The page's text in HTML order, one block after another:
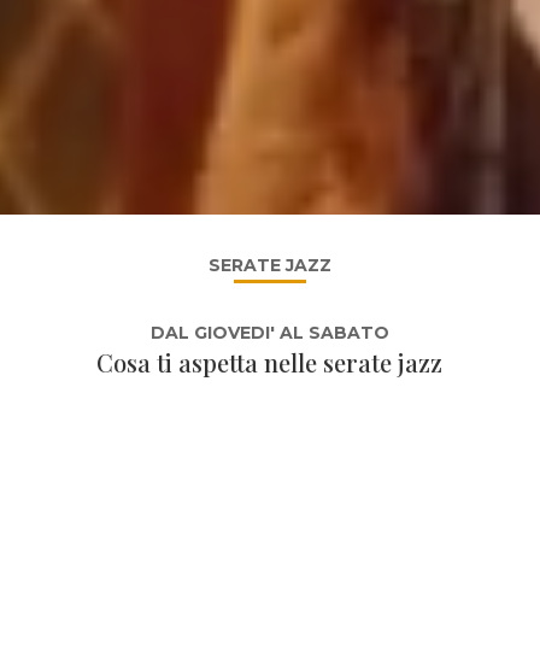
SERATE JAZZ
DAL GIOVEDI' AL SABATO
Cosa ti aspetta nelle serate jazz